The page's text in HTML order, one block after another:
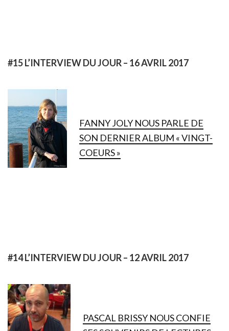
#15L’INTERVIEW DU JOUR – 16 AVRIL 2017
FANNY JOLY NOUS PARLE DE
SON DERNIER ALBUM « VINGT-
COEURS »
#14 L’INTERVIEW DU JOUR – 12 AVRIL 2017
PASCAL BRISSY NOUS CONFIE